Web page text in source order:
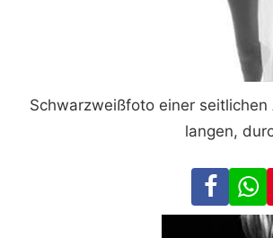
Schwarzweißfoto einer
langen,